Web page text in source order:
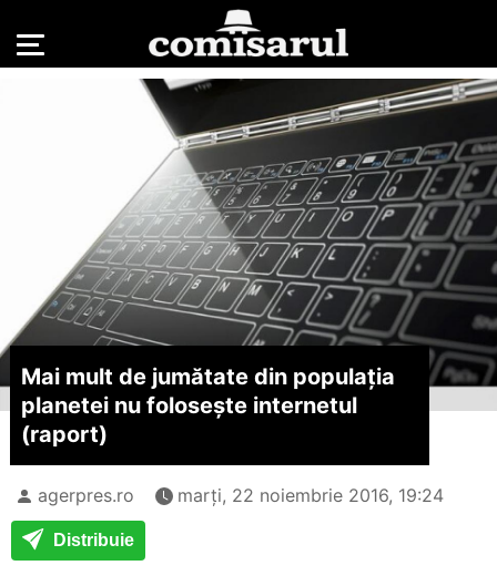
Mai mult de jumătate din populația
planetei nu folosește internetul
(raport)
agerpres.ro marți, 22 noiembrie 2016, 19:24
Distribuie